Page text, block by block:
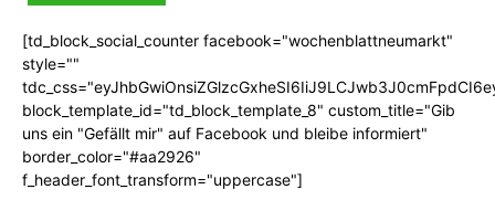
[td_block_social_counter facebook="wochenblattneumarkt"
style=""
block_template_id="td_block_template_8" custom_title="Gib
uns ein "Gefällt mir" auf Facebook und bleibe informiert"
border_color="#aa2926"
f_header_font_transform="uppercase"]